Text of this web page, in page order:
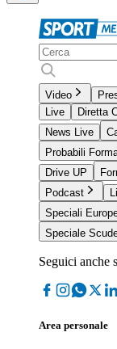
Video
Live
Diretta
News Live
Probabili
Drive UP
Podcast
Speciali
Speciale
Seguici anche
Area personale